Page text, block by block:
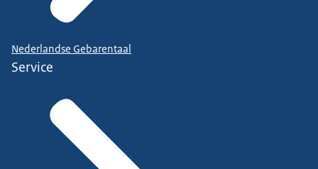
Nederlandse Gebarentaal
Service